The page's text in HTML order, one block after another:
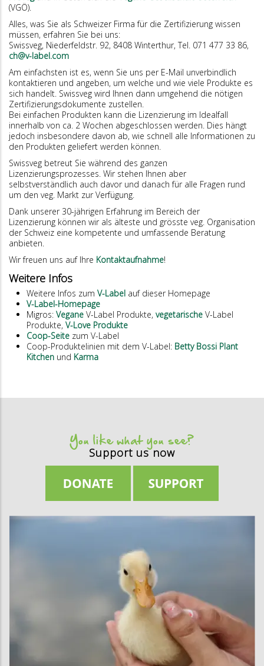
(VGÖ).
Alles, was Sie als Schweizer Firma für die Zertifizierung wissen
müssen, erfahren Sie bei uns:
Swissveg, Niederfeldstr. 92, 8408 Winterthur, Tel. 071 477 33 86,
ch@v-label.com
Am einfachsten ist es, wenn Sie uns per E-Mail unverbindlich
kontaktieren und angeben, um welche und wie viele Produkte es
sich handelt. Swissveg wird Ihnen dann umgehend die nötigen
Zertifizierungsdokumente zustellen.
Bei einfachen Produkten kann die Lizenzierung im Idealfall
innerhalb von ca. 2 Wochen abgeschlossen werden. Dies hängt
jedoch insbesondere davon ab, wie schnell alle Informationen zu
den Produkten geliefert werden können.
Swissveg betreut Sie während des ganzen
Lizenzierungsprozesses. Wir stehen Ihnen aber
selbstverständlich auch davor und danach für alle Fragen rund
um den veg. Markt zur Verfügung.
Dank unserer 30-jährigen Erfahrung im Bereich der
Lizenzierung können wir als älteste und grösste veg. Organisation
der Schweiz eine kompetente und umfassende Beratung
anbieten.
Wir freuen uns auf Ihre Kontaktaufnahme!
Weitere Infos
Weitere Infos zum V-Label auf dieser Homepage
V-Label-Homepage
Migros: Vegane V-Label Produkte, vegetarische V-Label
Produkte, V-Love Produkte
Coop-Seite zum V-Label
Coop-Produktelinien mit dem V-Label: Betty Bossi Plant
Kitchen und Karma
You like what you see?
Support us now